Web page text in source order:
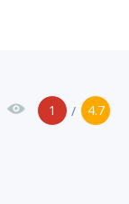
4.7
/
1